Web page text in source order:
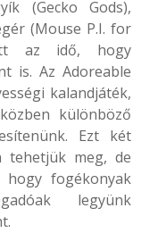
(Gecko Gods),
(Mouse P.I. for
az idő, hogy
is. Az Adoreable
kalandjáték,
különböző
Ezt két
tehetjük meg, de
hogy fogékonyak
legyünk